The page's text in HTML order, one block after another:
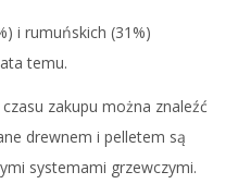
i rumuńskich (31%)
temu.
zakupu można znaleźć
drewnem i pelletem są
systemami grzewczymi.